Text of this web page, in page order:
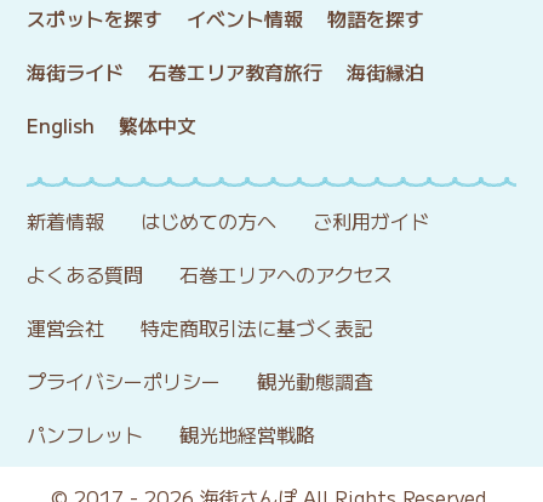
スポットを探す
イベント情報
物語を探す
海街ライド
石巻エリア教育旅行
海街縁泊
English
繁体中文
新着情報 はじめての方へ
ご利用ガイド
よくある質問
石巻エリアへのアクセス
運営会社
特定商取引法に基づく表記
プライバシーポリシー
観光動態調査
パンフレット
観光地経営戦略